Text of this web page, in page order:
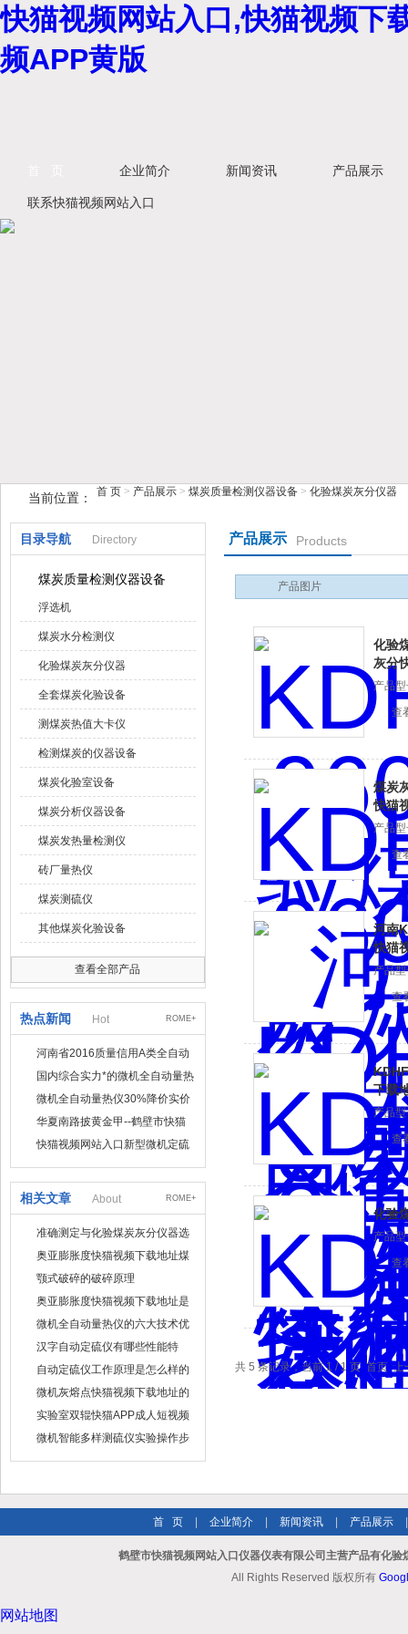
快猫视频网站入口,快猫视频下
频APP黄版
鹤壁市快猫视频网站入口仪器仪表有限公司
企业简介 新闻资讯 产品展示
联系快猫视频网站入口
当前位置： 首 页 > 产品展示 > 煤炭质量检测仪器设备 > 化验煤炭灰分仪器
目录导航 Directory
煤炭质量检测仪器设备
浮选机
煤炭水分检测仪
化验煤炭灰分仪器
全套煤炭化验设备
测煤炭热值大卡仪
检测煤炭的仪器设备
煤炭化验室设备
煤炭分析仪器设备
煤炭发热量检测仪
砖厂量热仪
煤炭测硫仪
其他煤炭化验设备
查看全部产品
热点新闻 Hot ROME+
河南省2016质量信用A类全自动
量热仪
国内综合实力*的微机全自动量热
仪制造企业
微机全自动量热仪30%降价实价
出售
华夏南路披黄金甲--鹤壁市快猫
视频网站入口仪器仪表有限公司
快猫视频网站入口新型微机定硫
相关文章 About ROME+
准确测定与化验煤炭灰分仪器选
购的几大关键因素
奥亚膨胀度快猫视频下载地址煤
笔的制作
颚式破碎的破碎原理
奥亚膨胀度快猫视频下载地址是
常用的煤炭化验设备之一
微机全自动量热仪的六大技术优
势与应用特点
汉字自动定硫仪有哪些性能特
点？
自动定硫仪工作原理是怎么样的
微机灰熔点快猫视频下载地址的
使用要点
实验室双辊快猫APP成人短视频
的结构特点
微机智能多样测硫仪实验操作步
产品展示 Products
产品图片
化验
灰分
产品型
查
煤炭
快猫
产品型号
查
河南
快猫
产品型号
查
下载
产品型号
查
化验
产品型号
查
共 5 条记录，当前 1 / 1 页 首页
首 页 企业简介 新闻资讯 产品展示
鹤壁市快猫视频网站入口仪器仪表有限公司主营产品有化
All Rights Reserved 版权所有
网站地图